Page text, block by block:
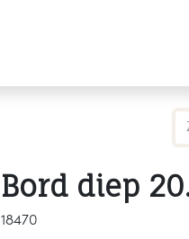
Bord diep
18470